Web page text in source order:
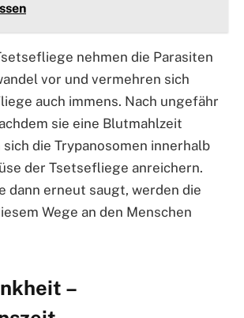
nehmen die Parasiten
vor und vermehren sich
auch immens. Nach ungefähr
sie eine Blutmahlzeit
die Trypanosomen innerhalb
der Tsetsefliege anreichern.
dann erneut saugt, werden die
Wege an den Menschen
–